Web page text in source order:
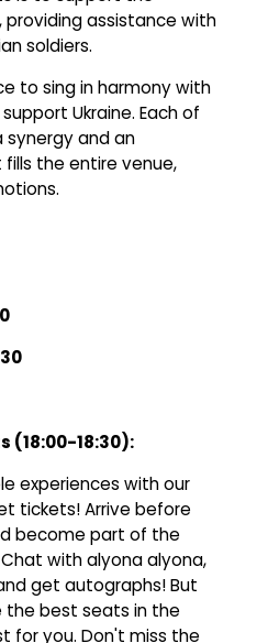
providing assistance with
soldiers.
to sing in harmony with
Ukraine. Each of
synergy and an
the entire venue,
(18:00-18:30):
experiences with our
tickets! Arrive before
become part of the
with alyona alyona,
get autographs! But
the best seats in the
for you. Don't miss the